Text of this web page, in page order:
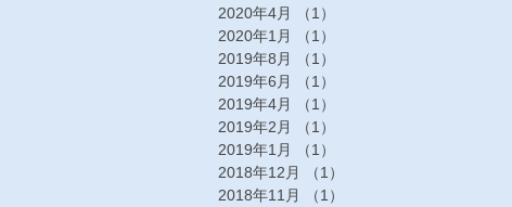
2020年4月
（1）
2020年1月
（1）
2019年8月
（1）
2019年6月
（1）
2019年4月
（1）
2019年2月
（1）
2019年1月
（1）
2018年12月
（1）
2018年11月
（1）